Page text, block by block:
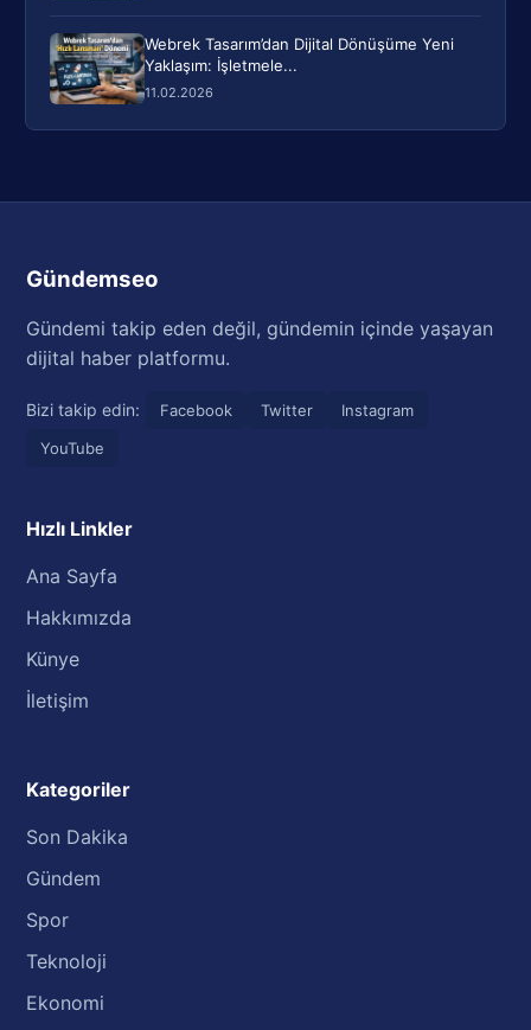
Webrek Tasarım’dan Dijital Dönüşüme Yeni
Yaklaşım: İşletmele...
11.02.2026
Gündemseo
Gündemi takip eden değil, gündemin içinde yaşayan
dijital haber platformu.
Bizi takip edin: Facebook Twitter
Instagram
YouTube
Hızlı Linkler
Ana Sayfa
Hakkımızda
Künye
İletişim
Kategoriler
Son Dakika
Gündem
Spor
Teknoloji
Ekonomi